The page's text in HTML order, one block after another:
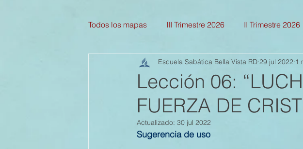
Todos los mapas III Trimestre 2026 II Trimestre 2026
III TRIMESTRE 2025 II Trimestre 2025 I
II TRIMESTRE 2024 I TRIMESTRE 2024 IV
II TRIMESTRE 2023 I TRIMESTRE 2023
Lección 06:
FUERZA DE
Escuela Sabática Bella Vista RD 29 jul 2022 1
Actualizado: 30 jul 2022
Sugerencia de uso